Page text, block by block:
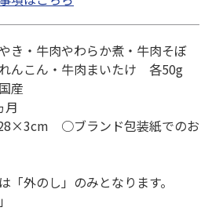
き・牛肉やわらか煮・牛肉そぼ
んこん・牛肉まいたけ 各50g
産
月
○ブランド包装紙でのお
外のし」のみとなります。